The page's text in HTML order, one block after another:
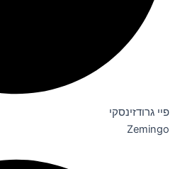
פיי גרודזינסקי
Zemingo